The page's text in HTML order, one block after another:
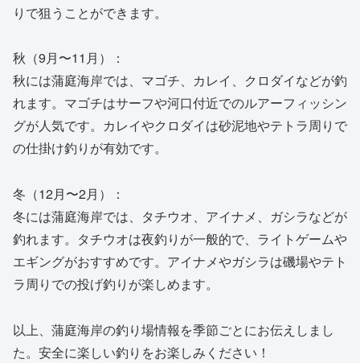
りで狙うことができます。
秋（9月〜11月）：
秋には蒲庭海岸では、マゴチ、カレイ、クロダイなどが釣
れます。マゴチはサーフや河口付近でのルアーフィッシン
グが人気です。カレイやクロダイは砂泥地やテトラ周りで
の仕掛け釣りが有効です。
冬（12月〜2月）：
冬には蒲庭海岸では、タチウオ、アイナメ、ガシラなどが
釣れます。タチウオは夜釣りが一般的で、ライトゲームや
エギングがおすすめです。アイナメやガシラは磯場やテト
ラ周りでの投げ釣りが楽しめます。
以上、蒲庭海岸の釣り場情報を季節ごとにお伝えしまし
た。安全に楽しい釣りをお楽しみください！